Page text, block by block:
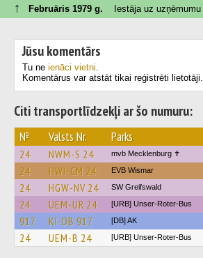
↑ Februāris 1979 g. Iestāja uz uzņēmumu
Jūsu komentārs
Tu ne ienāci vietni.
Komentārus var atstāt tikai reģistrēti lietotāji.
Citi transportlīdzekļi ar šo numuru:
№ Valsts Nr. Parks
24 NWM-S 24 mvb Mecklenburg ✝
24 HWI-CM 24 EVB Wismar
24 HGW-NV 24 SW Greifswald
24 UEM-UR 24 [URB] Unser-Roter-Bus
917 KI-DB 917 [DB] AK
24 UEM-B 24 [URB] Unser-Roter-Bus